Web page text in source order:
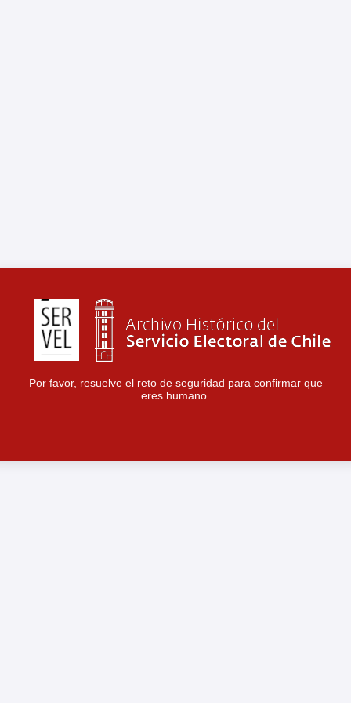
Por favor, resuelve el reto de seguridad para confirmar que
eres humano.